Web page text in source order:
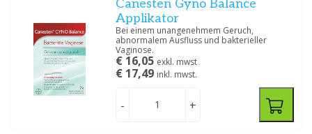
Canesten Gyno Balance
Applikator
Bei einem unangenehmem Geruch,
abnormalem Ausfluss und bakterieller
Vaginose.
€ 16,05 exkl. mwst
€ 17,49 inkl. mwst.
- +